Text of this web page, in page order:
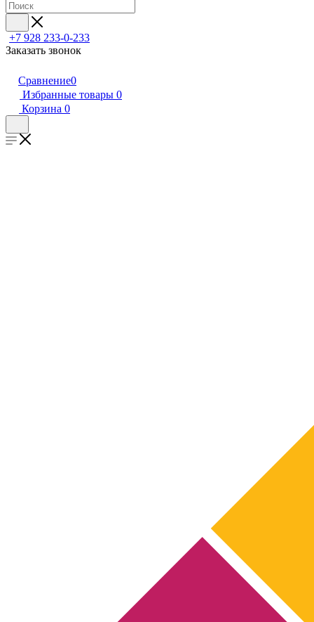
+7 928 233-0-233
Заказать звонок
Сравнение0
Избранные товары 0
Корзина 0